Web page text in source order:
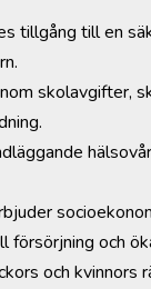
tillgång till en
skolavgifter,
och
och